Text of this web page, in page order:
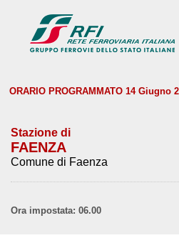
ORARIO PROGRAMMATO 14 Giugno
Stazione di
FAENZA
Comune di Faenza
Ora impostata: 06.00